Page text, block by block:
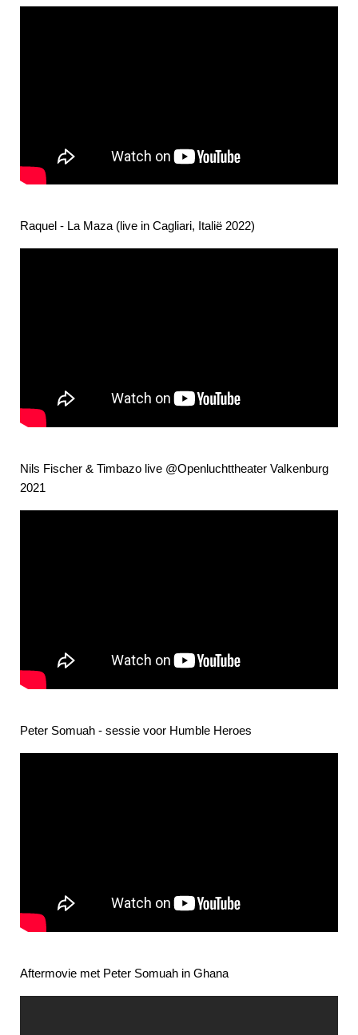
Raquel - La Maza (live in Cagliari, Italië 2022)
Nils Fischer & Timbazo live @Openluchttheater Valkenburg
2021
Peter Somuah - sessie voor Humble Heroes
Aftermovie met Peter Somuah in Ghana